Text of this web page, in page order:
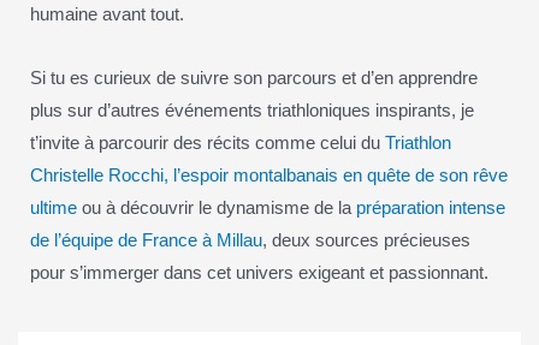
humaine avant tout.
Si tu es curieux de suivre son parcours et d’en apprendre
plus sur d’autres événements triathloniques inspirants, je
t’invite à parcourir des récits comme celui du Triathlon
Christelle Rocchi, l’espoir montalbanais en quête de son rêve
ultimeou à découvrir le dynamisme de la préparation intense
de l’équipe de France à Millau, deux sources précieuses
pour s’immerger dans cet univers exigeant et passionnant.